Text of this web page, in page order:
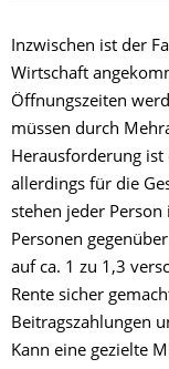
Inzwischen ist der
Wirtschaft
Öffnungszeiten
müssen durch
Herausforderung
allerdings für die
stehen jeder
Personen
auf ca. 1 zu 1,3
Rente sicher
Beitragszahlungen
Kann eine gezielte